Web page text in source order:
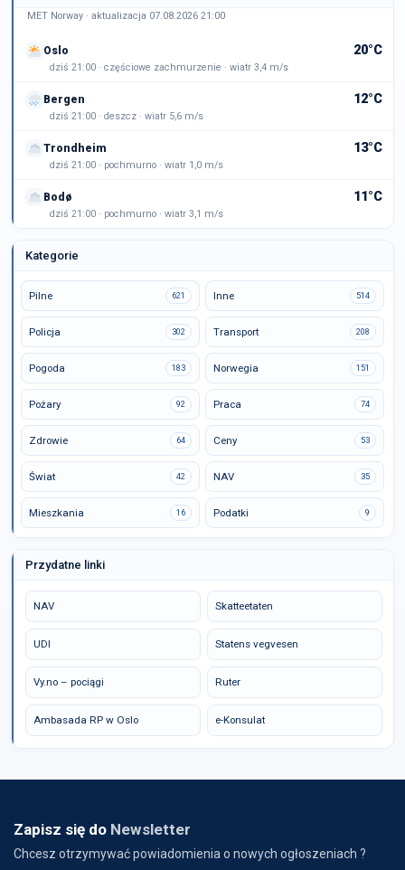
MET Norway · aktualizacja 07.08.2026 21:00
Oslo 20°C
dziś 21:00 · częściowe zachmurzenie · wiatr 3,4 m/s
Bergen 12°C
dziś 21:00 · deszcz · wiatr 5,6 m/s
Trondheim 13°C
dziś 21:00 · pochmurno · wiatr 1,0 m/s
Bodø 11°C
dziś 21:00 · pochmurno · wiatr 3,1 m/s
Kategorie
Pilne 621 Inne 514
Policja 302 Transport 208
Pogoda 183 Norwegia 151
Pożary 92 Praca 74
Zdrowie 64 Ceny 53
Świat 42 NAV 35
Mieszkania 16 Podatki 9
Przydatne linki
NAV Skatteetaten
UDI Statens vegvesen
Vy.no – pociągi Ruter
Ambasada RP w Oslo e-Konsulat
Zapisz się do Newsletter
Chcesz otrzymywać powiadomienia o nowych ogłoszeniach ?